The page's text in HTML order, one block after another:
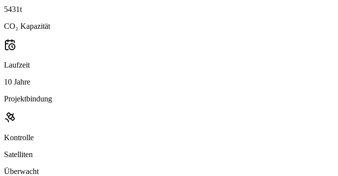
5431t
CO₂ Kapazität
Laufzeit
10 Jahre
Projektbindung
Kontrolle
Satelliten
Überwacht